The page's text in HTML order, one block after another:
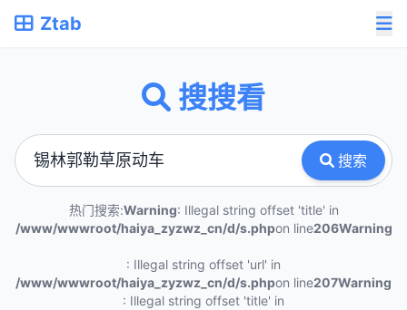
Ztab
搜搜看
搜索
热门搜索:Warning: Illegal string offset 'title' in
/www/wwwroot/haiya_zyzwz_cn/d/s.phpon line206Warning
: Illegal string offset 'url' in
/www/wwwroot/haiya_zyzwz_cn/d/s.phpon line207Warning
: Illegal string offset 'title' in